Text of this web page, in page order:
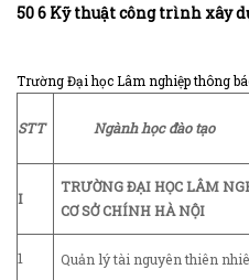
50 6 Kỹ thuật công trình xây
Trường Đại học Lâm nghiệp thông
STT Ngành học đào tạo
I
TRƯỜNG ĐẠI HỌC LÂM
CƠ SỞ CHÍNH HÀ NỘI
1 Quản lý tài nguyên thiên